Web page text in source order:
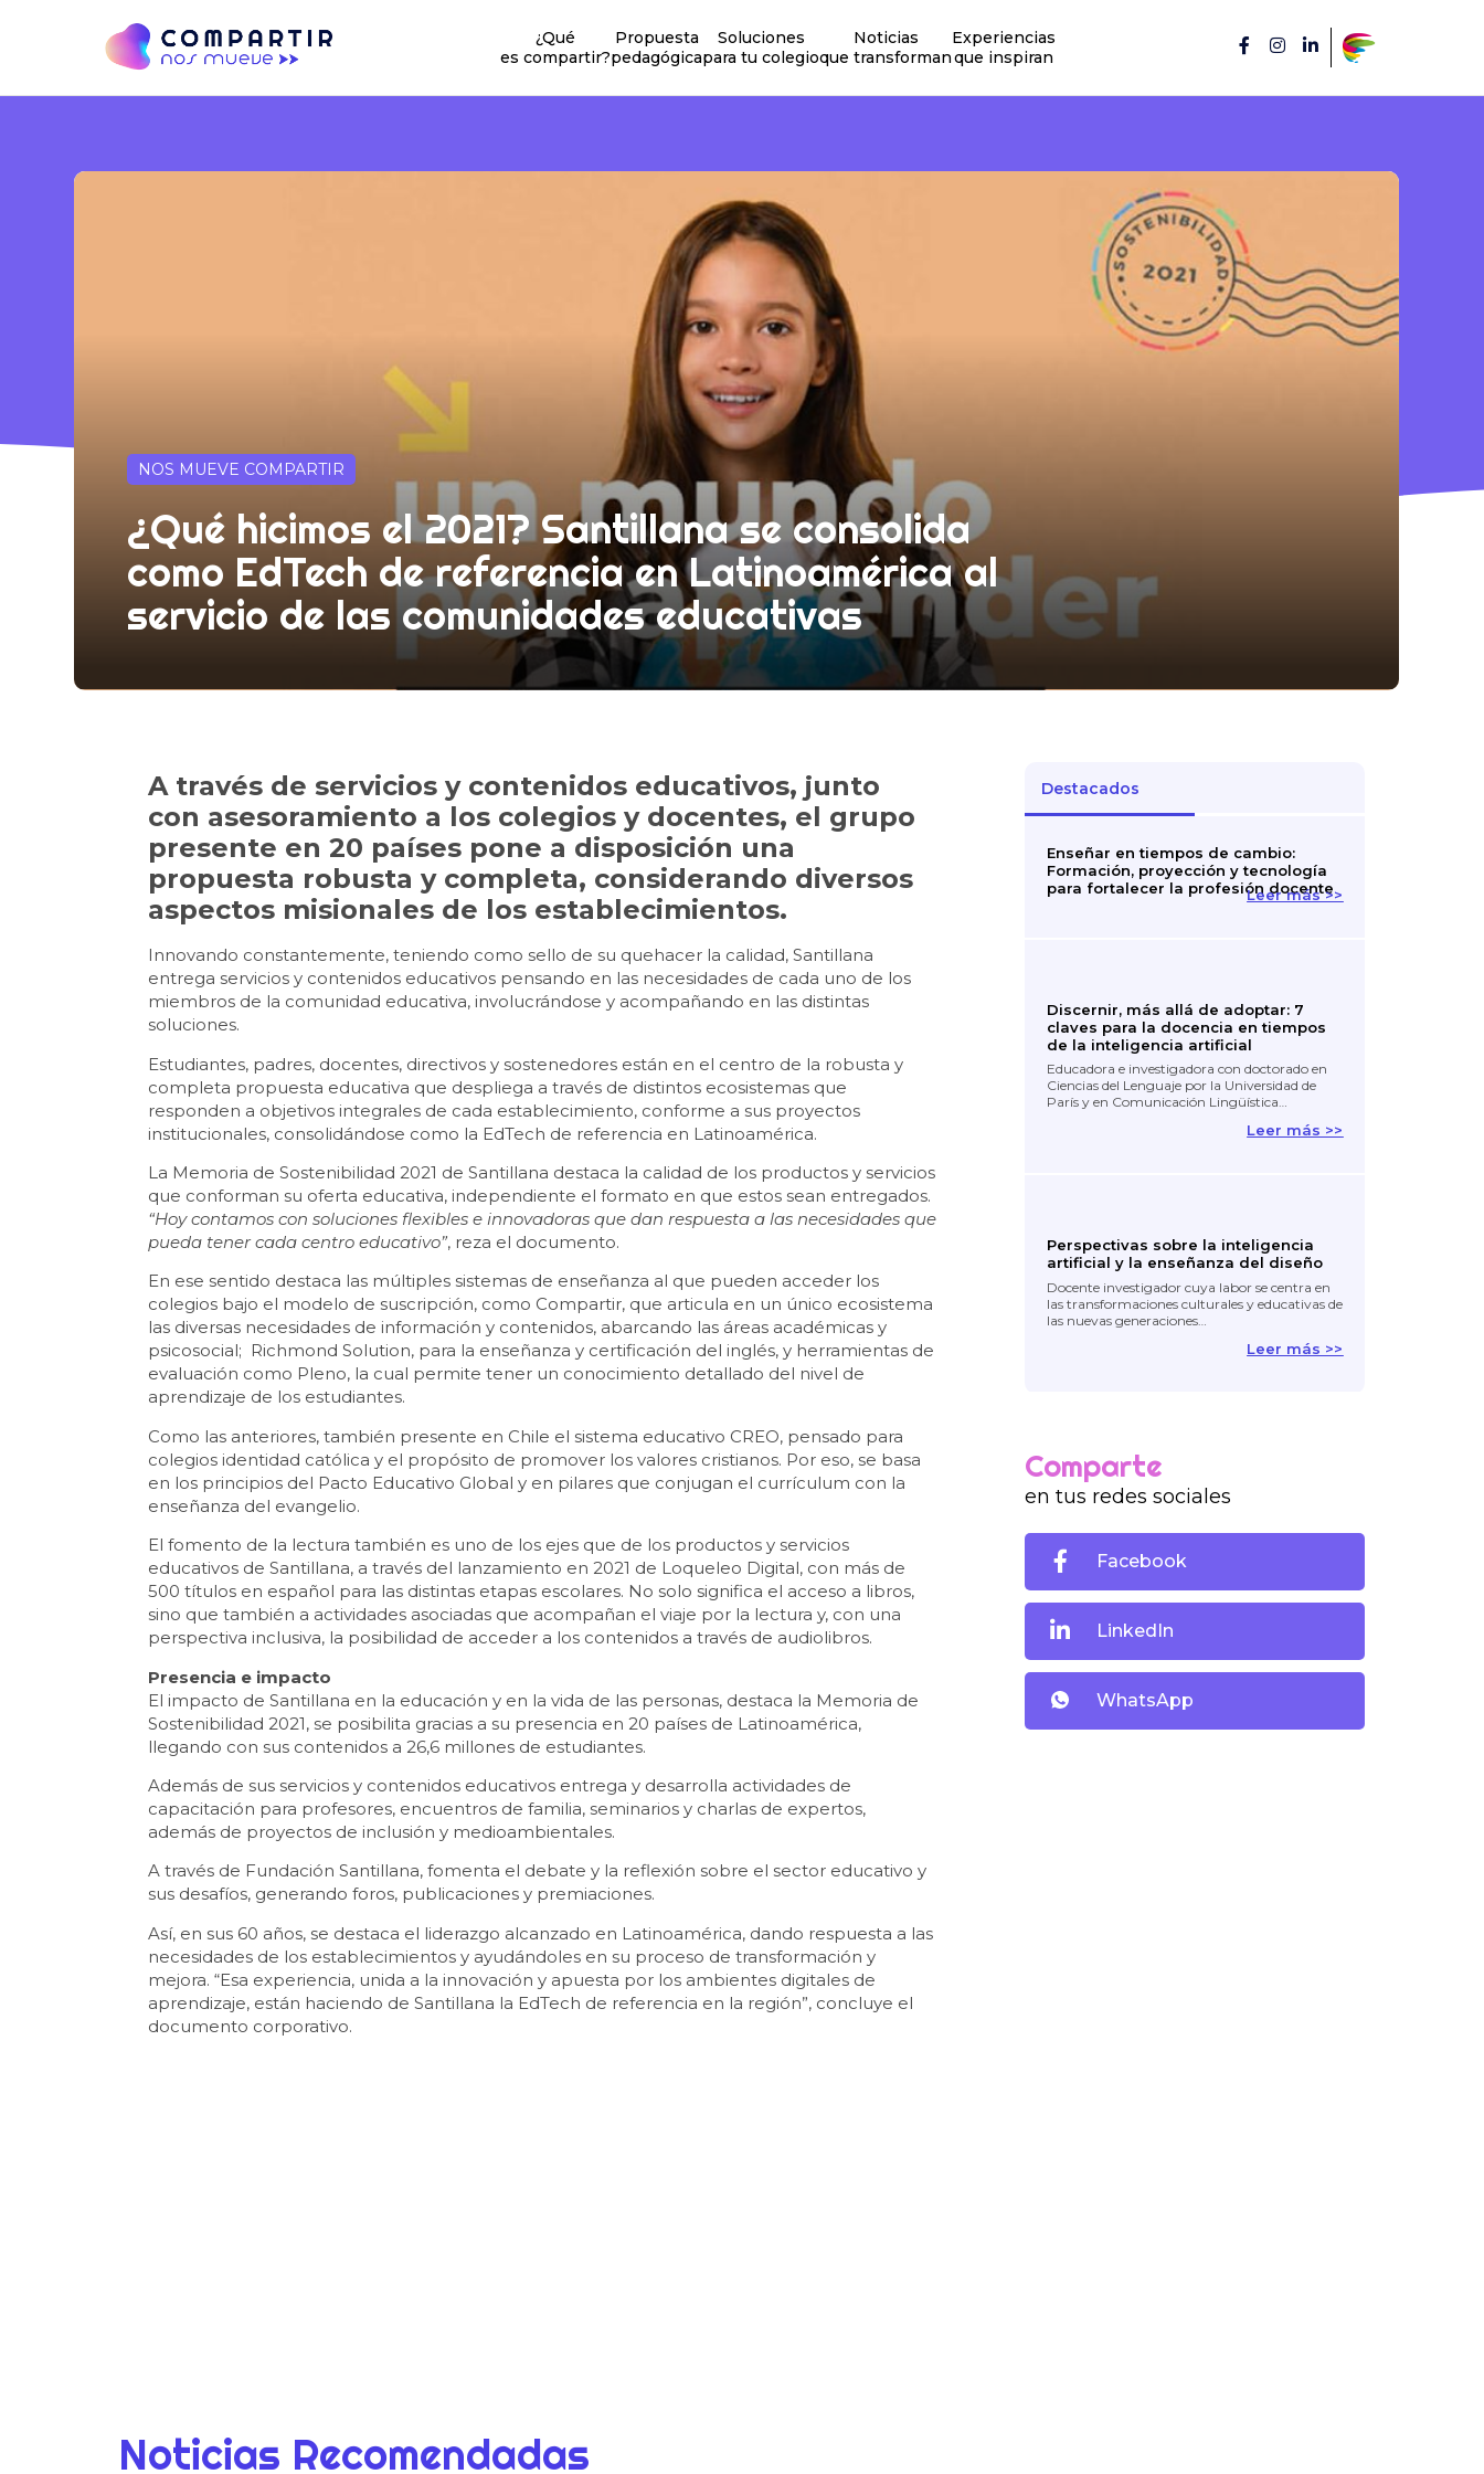
¿Qué
es compartir?
Propuesta
pedagógica
Soluciones
para tu colegio
Noticias
que transforman
Experiencias
que inspiran
NOS MUEVE COMPARTIR
¿Qué hicimos el 2021? Santillana se consolida
como EdTech de referencia en Latinoamérica al
servicio de las comunidades educativas
A través de servicios y contenidos educativos, junto
con asesoramiento a los colegios y docentes, el grupo
presente en 20 países pone a disposición una
propuesta robusta y completa, considerando diversos
aspectos misionales de los establecimientos.
Innovando constantemente, teniendo como sello de su quehacer la calidad, Santillana
entrega servicios y contenidos educativos pensando en las necesidades de cada uno de los
miembros de la comunidad educativa, involucrándose y acompañando en las distintas
soluciones.
Estudiantes, padres, docentes, directivos y sostenedores están en el centro de la robusta y
completa propuesta educativa que despliega a través de distintos ecosistemas que
responden a objetivos integrales de cada establecimiento, conforme a sus proyectos
institucionales, consolidándose como la EdTech de referencia en Latinoamérica.
La Memoria de Sostenibilidad 2021 de Santillana destaca la calidad de los productos y servicios
que conforman su oferta educativa, independiente el formato en que estos sean entregados.
“Hoy contamos con soluciones flexibles e innovadoras que dan respuesta a las necesidades que
pueda tener cada centro educativo”, reza el documento.
En ese sentido destaca las múltiples sistemas de enseñanza al que pueden acceder los
colegios bajo el modelo de suscripción, como Compartir, que articula en un único ecosistema
las diversas necesidades de información y contenidos, abarcando las áreas académicas y
psicosocial; Richmond Solution, para la enseñanza y certificación del inglés, y herramientas de
evaluación como Pleno, la cual permite tener un conocimiento detallado del nivel de
aprendizaje de los estudiantes.
Como las anteriores, también presente en Chile el sistema educativo CREO, pensado para
colegios identidad católica y el propósito de promover los valores cristianos. Por eso, se basa
en los principios del Pacto Educativo Global y en pilares que conjugan el currículum con la
enseñanza del evangelio.
El fomento de la lectura también es uno de los ejes que de los productos y servicios
educativos de Santillana, a través del lanzamiento en 2021 de Loqueleo Digital, con más de
500 títulos en español para las distintas etapas escolares. No solo significa el acceso a libros,
sino que también a actividades asociadas que acompañan el viaje por la lectura y, con una
perspectiva inclusiva, la posibilidad de acceder a los contenidos a través de audiolibros.
Presencia e impacto
El impacto de Santillana en la educación y en la vida de las personas, destaca la Memoria de
Sostenibilidad 2021, se posibilita gracias a su presencia en 20 países de Latinoamérica,
llegando con sus contenidos a 26,6 millones de estudiantes.
Además de sus servicios y contenidos educativos entrega y desarrolla actividades de
capacitación para profesores, encuentros de familia, seminarios y charlas de expertos,
además de proyectos de inclusión y medioambientales.
A través de Fundación Santillana, fomenta el debate y la reflexión sobre el sector educativo y
sus desafíos, generando foros, publicaciones y premiaciones.
Así, en sus 60 años, se destaca el liderazgo alcanzado en Latinoamérica, dando respuesta a las
necesidades de los establecimientos y ayudándoles en su proceso de transformación y
mejora. “Esa experiencia, unida a la innovación y apuesta por los ambientes digitales de
aprendizaje, están haciendo de Santillana la EdTech de referencia en la región”, concluye el
documento corporativo.
Destacados
Enseñar en tiempos de cambio:
Formación, proyección y tecnología
para fortalecer la profesión docente
Leer más >>
Discernir, más allá de adoptar: 7
claves para la docencia en tiempos
de la inteligencia artificial
Educadora e investigadora con doctorado en
Ciencias del Lenguaje por la Universidad de
París y en Comunicación Lingüística…
Leer más >>
Perspectivas sobre la inteligencia
artificial y la enseñanza del diseño
Docente investigador cuya labor se centra en
las transformaciones culturales y educativas de
las nuevas generaciones…
Leer más >>
Comparte
en tus redes sociales
Facebook
LinkedIn
WhatsApp
Noticias Recomendadas